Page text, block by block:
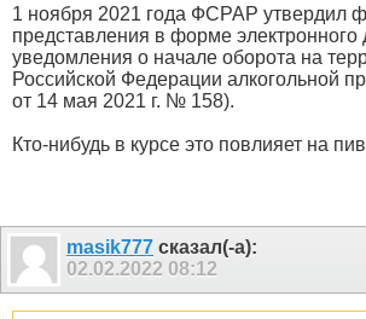
1 ноября 2021 года ФСРАР утвердил
представления в форме электронного
уведомления о начале оборота на
Российской Федерации алкогольной
от 14 мая 2021 г. № 158).
Кто-нибудь в курсе это повлияет на
masik777 сказал(-а):
02.02.2022 08:12